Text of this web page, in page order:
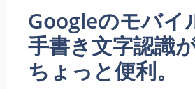
Googleのモバイ
手書き文字認識
ちょっと便利。